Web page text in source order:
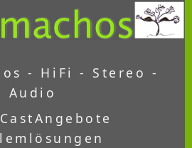
- HiFi - Stereo -
Audio
Angebote